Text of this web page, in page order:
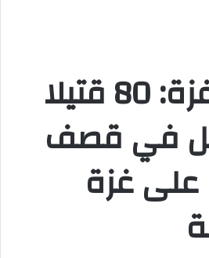
حكومة غزة: 80 قتيلا
في قصف
على غزة